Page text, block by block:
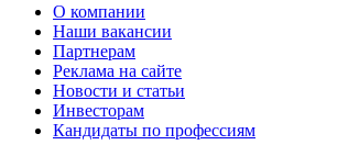
О компании
Наши вакансии
Партнерам
Реклама на сайте
Новости и статьи
Инвесторам
Кандидаты по профессиям